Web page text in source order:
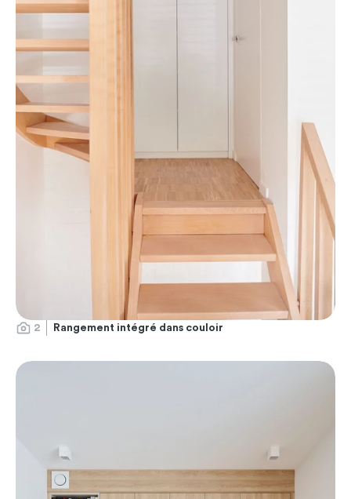
2 Rangement intégré dans couloir